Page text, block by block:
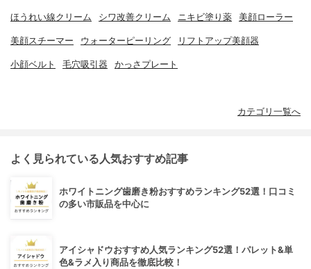
ほうれい線クリーム シワ改善クリーム ニキビ塗り薬 美顔ローラー
美顔スチーマー ウォーターピーリング リフトアップ美顔器
小顔ベルト 毛穴吸引器 かっさプレート
カテゴリ一覧へ
よく見られている人気おすすめ記事
ホワイトニング歯磨き粉おすすめランキング52選！口コミ
の多い市販品を中心に
アイシャドウおすすめ人気ランキング52選！パレット&単
色&ラメ入り商品を徹底比較！